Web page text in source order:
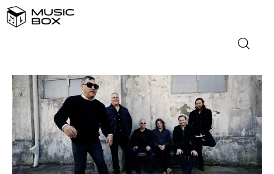
NASLOVNICA
DOMAĆA GLAZBA
STRANA GLAZBA